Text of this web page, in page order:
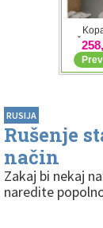
RUSIJA
Rušenje
način
Zakaj bi nekaj
naredite